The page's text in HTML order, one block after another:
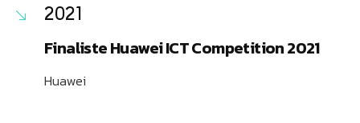
2021
Finaliste Huawei ICT Competition 2021
Huawei